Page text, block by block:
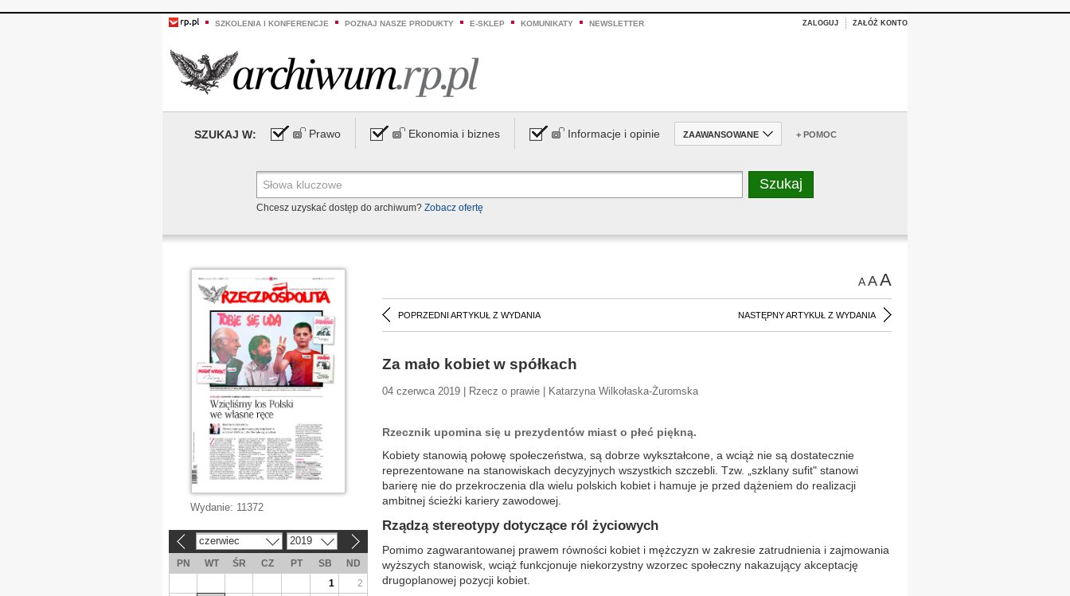
SZKOLENIA I KONFERENCJE POZNAJ NASZE PRODUKTY E-SKLEP KOMUNIKATY NEWSLETTER ZALOGUJ ZAŁÓŻ KONTO
SZUKAJ W: Prawo Ekonomia i biznes Informacje i opinie ZAAWANSOWANE + POMOC
Chcesz uzyskać dostęp do archiwum? Zobacz ofertę
AAA
POPRZEDNI ARTYKUŁ Z WYDANIA NASTĘPNY ARTYKUŁ Z WYDANIA
Za mało kobiet w spółkach
04 czerwca 2019 | Rzecz o prawie | Katarzyna Wilkołaska-Żuromska
Rzecznik upomina się u prezydentów miast o płeć piękną.
Kobiety stanowią połowę społeczeństwa, są dobrze wykształcone, a wciąż nie są dostatecznie
reprezentowane na stanowiskach decyzyjnych wszystkich szczebli. Tzw. „szklany sufit" stanowi
barierę nie do przekroczenia dla wielu polskich kobiet i hamuje je przed dążeniem do realizacji
ambitnej ścieżki kariery zawodowej.
Rządzą stereotypy dotyczące ról życiowych
Pomimo zagwarantowanej prawem równości kobiet i mężczyzn w zakresie zatrudnienia i zajmowania
wyższych stanowisk, wciąż funkcjonuje niekorzystny wzorzec społeczny nakazujący akceptację
drugoplanowej pozycji kobiet.
Wydanie: 11372
czerwiec 2019
PN WT ŚR CZ PT SB
ND
1
2